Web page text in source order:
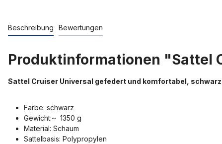
Beschreibung Bewertungen
Produktinformationen "Sattel
Sattel Cruiser Universal gefedert und komfortabel, schwarz
Farbe: schwarz
Gewicht:~ 1350 g
Material: Schaum
Sattelbasis: Polypropylen